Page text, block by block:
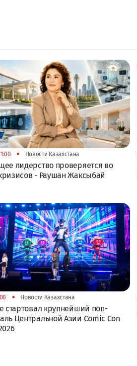
• Новости Казахстана
лидерство проверяется во
- Раушан Жаксыбай
• Новости Казахстана
стартовал крупнейший поп-
Центральной Азии Comic Con